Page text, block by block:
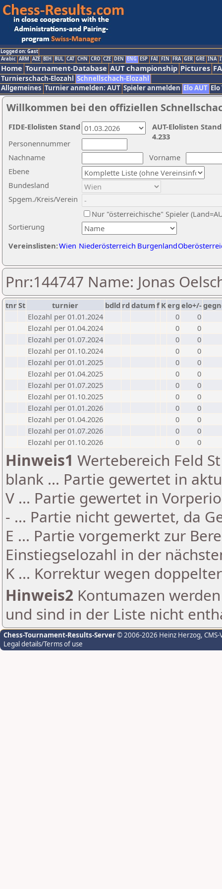
Logged on: Gast
Arabic ARM AZE BIH BUL CAT CHN CRO CZE DEN ENG ESP FAI FIN FRA GER GRE INA
Home Tournament-Database AUT championship Pictures
Turnierschach-Elozahl Schnellschach-Elozahl
Allgemeines Turnier anmelden: AUT Spieler anmelden Elo AUT
Willkommen bei den offiziellen
Nachname
Vorname
Ebene
Sortierung
Personennummer
Bundesland
Spgem./Kreis/Verein
Nur "österreichische" Spieler
Vereinslisten:Wien Niederösterreich Burgenland
AUT-Elolisten
4.233
FIDE-Elolisten Stand
Pnr:144747 Name: Jonas
tnrSt turnier bdld rd datumf Kerg elo+/-
Elozahl per 01.01.2024
0
0
Elozahl per 01.04.2024
0
0
Elozahl per 01.07.2024
0
0
Elozahl per 01.10.2024
0
0
Elozahl per 01.01.2025
0
0
Elozahl per 01.04.2025
0
0
Elozahl per 01.07.2025
0
0
Elozahl per 01.10.2025
0
0
Elozahl per 01.01.2026
0
0
Elozahl per 01.04.2026
0
0
Elozahl per 01.07.2026
0
0
Elozahl per 01.10.2026
0 0
Hinweis1 Wertebereich Feld
blank ... Partie gewertet in
V ... Partie gewertet in
- ... Partie nicht gewertet, da
E ... Partie vorgemerkt zur
Einstiegselozahl in der
K ... Korrektur wegen
Hinweis2 Kontumazen
und sind in der Liste nicht
Chess-Tournament-Results-Server© 2006-2026 Heinz Herzog,
Legal details/Terms of use